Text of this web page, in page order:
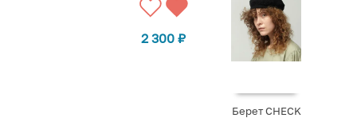
2 300₽
Берет CHECK